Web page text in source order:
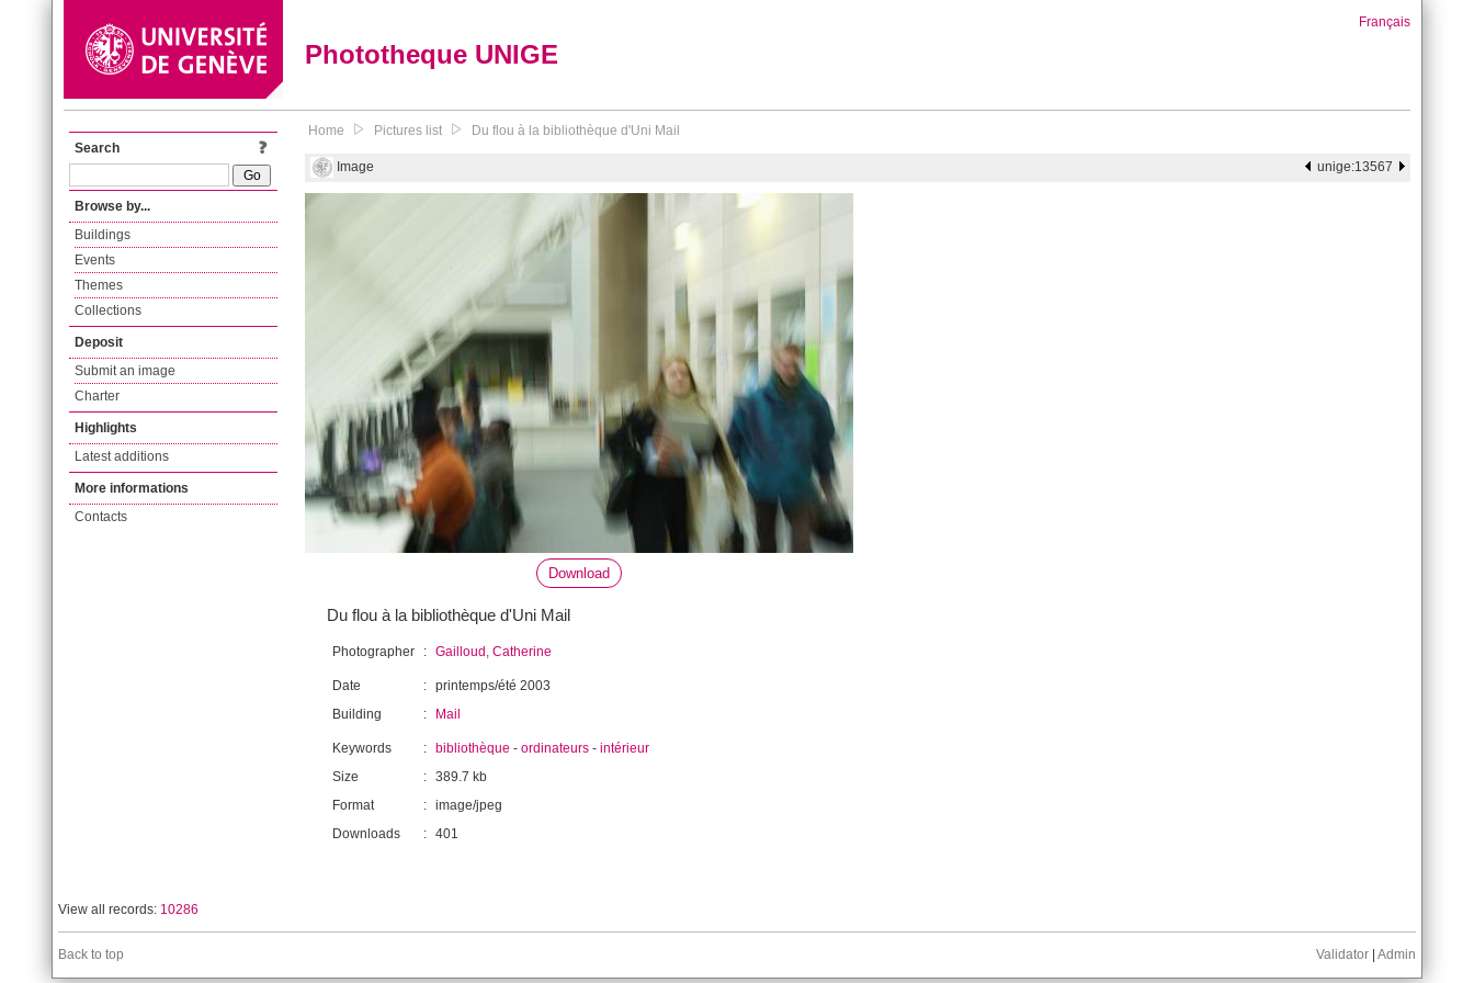
Phototheque UNIGE
Français
Search
Browse by...
Buildings
Events
Themes
Collections
Deposit
Submit an image
Charter
Highlights
Latest additions
More informations
Contacts
Home Pictures list Du flou à la bibliothèque d'Uni Mail
Image unige:13567
Download
Du flou à la bibliothèque d'Uni Mail
Photographer : Gailloud, Catherine
Date : printemps/été 2003
Building
: Mail
Keywords : bibliothèque - ordinateurs - intérieur
Size
: 389.7 kb
Format
: image/jpeg
Downloads
: 401
View all records: 10286
Back to top Validator Admin